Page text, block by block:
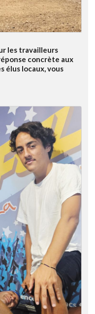
les travailleurs
concrète aux
élus locaux, vous